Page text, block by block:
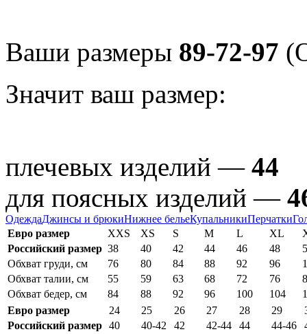
Ваши размеры 89-72-97
Значит ваш размер:
плечевых изделий — 44
для поясных изделий —
ОдеждаДжинсы и брюкиНижнее бельеКупальникиПерчатки
Евро размер
XXS XS S M L XL
Российский размер 38 40 42 44 46 48
Обхват груди, см
76 80 84 88 92 96
Обхват талии, см
55 59 63 68 72 76
Обхват бедер, см
84 88 92 96 100 104
Евро размер
24 25 26 27 28 29
Российский размер 40 40-42 42 42-44 44 44-46